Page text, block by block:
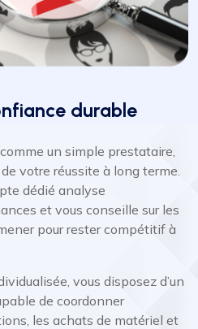
durable
un simple prestataire,
votre réussite à long terme.
dédié analyse
et vous conseille sur les
pour rester compétitif à
vous disposez d’un
de coordonner
les achats de matériel et